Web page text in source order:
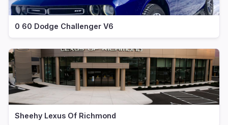
0 60 Dodge Challenger V6
Sheehy Lexus Of Richmond